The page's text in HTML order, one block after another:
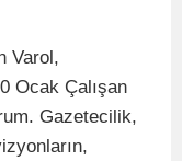
Varol,
Ocak Çalışan
Gazetecilik,